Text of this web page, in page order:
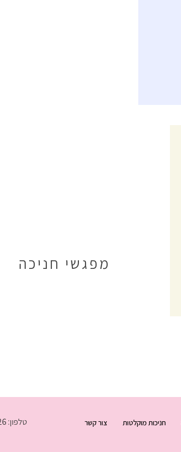
מפגשי חניכה
חניכות מוקלטות צור קשר טלפון: